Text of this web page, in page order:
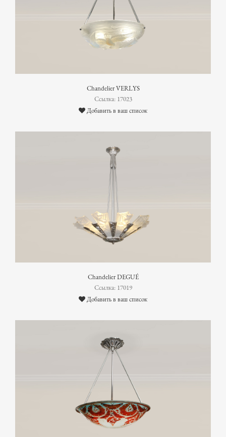
Chandelier VERLYS
Ссылка: 17023
Добавить в ваш список
Chandelier DEGUÉ
Ссылка: 17019
Добавить в ваш список